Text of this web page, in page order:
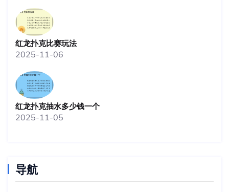
红龙扑克比赛玩法
2025-11-06
红龙扑克抽水多少钱一个
2025-11-05
导航